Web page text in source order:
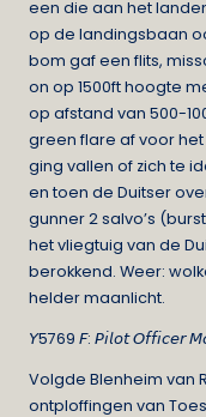
een die aan het
op de landingsbaan
bom gaf een flits,
on op 1500ft hoogte
op afstand van 500-
green flare af voor
ging vallen of zich te
en toen de Duitser
gunner 2 salvo’s
het vliegtuig van de
berokkend. Weer:
helder maanlicht.
𝘠5769 𝘍: 𝘗𝘪𝘭𝘰𝘵 𝘖𝘧𝘧𝘪𝘤𝘦𝘳
Volgde Blenheim van
ontploffingen van